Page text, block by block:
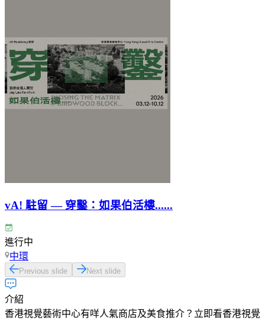
vA! 駐留 — 穿鑿：如果伯活樓......
進行中
中環
Previous slide Next slide
介紹
香港視覺藝術中心有咩人氣商店及美食推介？立即看香港視覺